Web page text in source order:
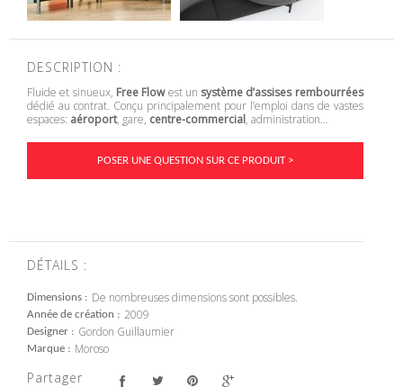
DESCRIPTION :
Fluide et sinueux, Free Flowest un système d’assises rembourrées
dédié au contrat. Conçu principalement pour l’emploi dans de vastes
espaces: aéroport, gare, centre-commercial, administration…
POSER UNE QUESTION SUR CE PRODUIT >
DÉTAILS :
Dimensions De nombreuses dimensions sont possibles.
Année de création 2009
Designer Gordon Guillaumier
Marque Moroso
Partager